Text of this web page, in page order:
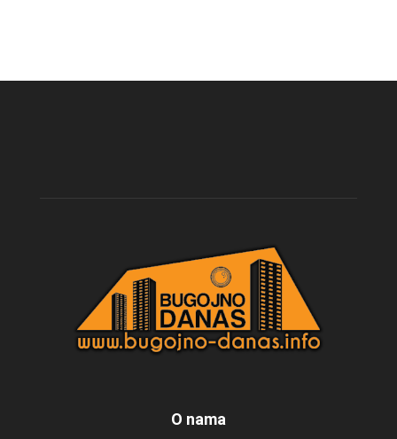
O nama